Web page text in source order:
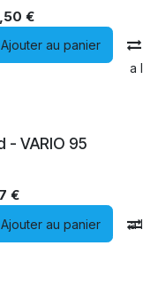
Ajouter à la
€
Ajouter au panier
Ajouter à la
- VARIO 95
€
Ajouter au panier